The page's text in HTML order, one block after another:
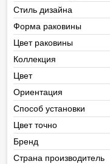
Стиль дизайна
Форма раковины
Цвет раковины
Коллекция
Цвет
Ориентация
Способ установки
Цвет точно
Бренд
Страна производитель